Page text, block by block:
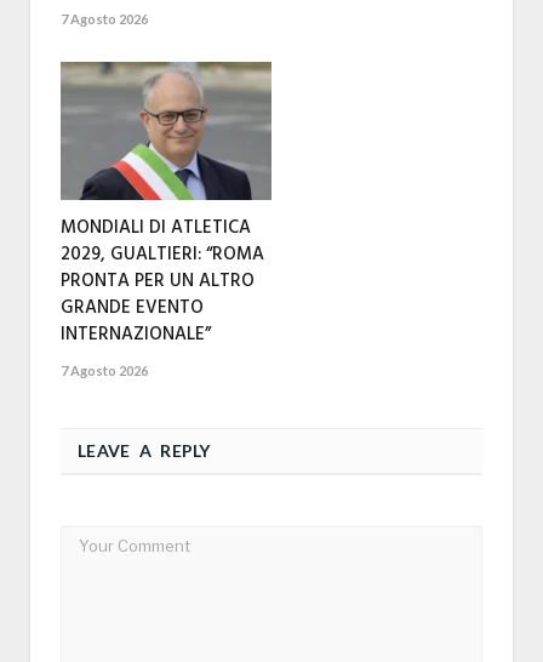
7 Agosto 2026
MONDIALI DI ATLETICA
2029, GUALTIERI: “ROMA
PRONTA PER UN ALTRO
GRANDE EVENTO
INTERNAZIONALE”
7 Agosto 2026
LEAVE A REPLY